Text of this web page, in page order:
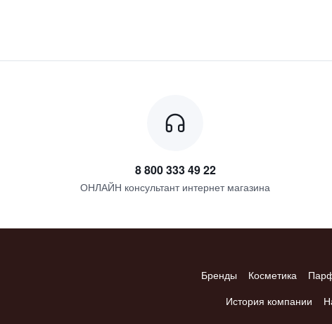
8 800 333 49 22
ОНЛАЙН консультант интернет магазина
Бренды Косметика
История компании